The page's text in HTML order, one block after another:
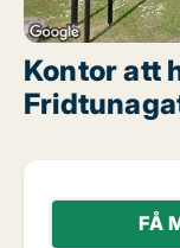
Kontor att
FÅ